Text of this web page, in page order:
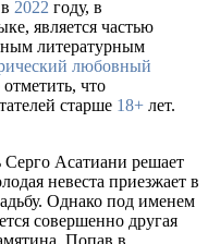
2022 году, в
является частью
литературным
любовный
что
старше 18+ лет.
Серго Асатиани решает
невеста приезжает в
Однако под именем
совершенно другая